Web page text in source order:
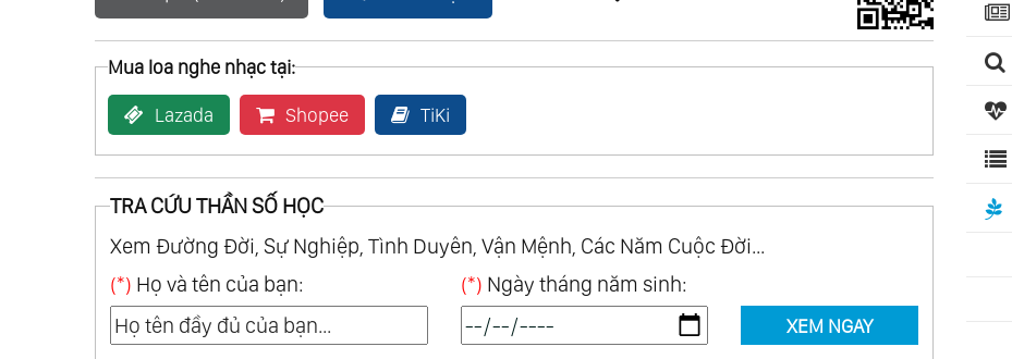
Mua loa nghe nhạc tại:
Lazada Shopee TiKi
TRA CỨU THẦN SỐ HỌC
Xem Đường Đời, Sự Nghiệp, Tình Duyên, Vận Mệnh, Các Năm Cuộc Đời...
(*) Họ và tên của bạn: (*) Ngày tháng năm sinh:
XEM NGAY